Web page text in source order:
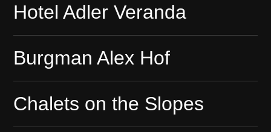
Hotel Adler Veranda
Burgman Alex Hof
Chalets on the Slopes